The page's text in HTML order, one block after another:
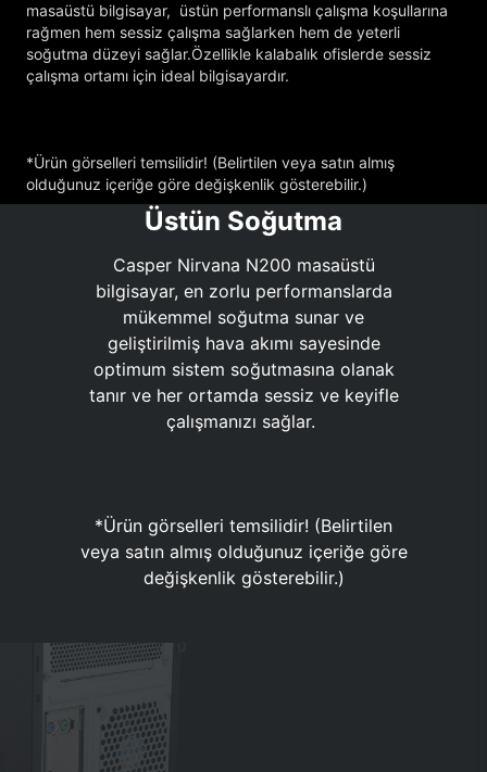
masaüstü bilgisayar, üstün performanslı çalışma koşullarına
rağmen hem sessiz çalışma sağlarken hem de yeterli
soğutma düzeyi sağlar.Özellikle kalabalık ofislerde sessiz
çalışma ortamı için ideal bilgisayardır.
*Ürün görselleri temsilidir! (Belirtilen veya satın almış
olduğunuz içeriğe göre değişkenlik gösterebilir.)
Üstün Soğutma
Casper Nirvana N200 masaüstü
bilgisayar, en zorlu performanslarda
mükemmel soğutma sunar ve
geliştirilmiş hava akımı sayesinde
optimum sistem soğutmasına olanak
tanır ve her ortamda sessiz ve keyifle
çalışmanızı sağlar.
*Ürün görselleri temsilidir! (Belirtilen
veya satın almış olduğunuz içeriğe göre
değişkenlik gösterebilir.)